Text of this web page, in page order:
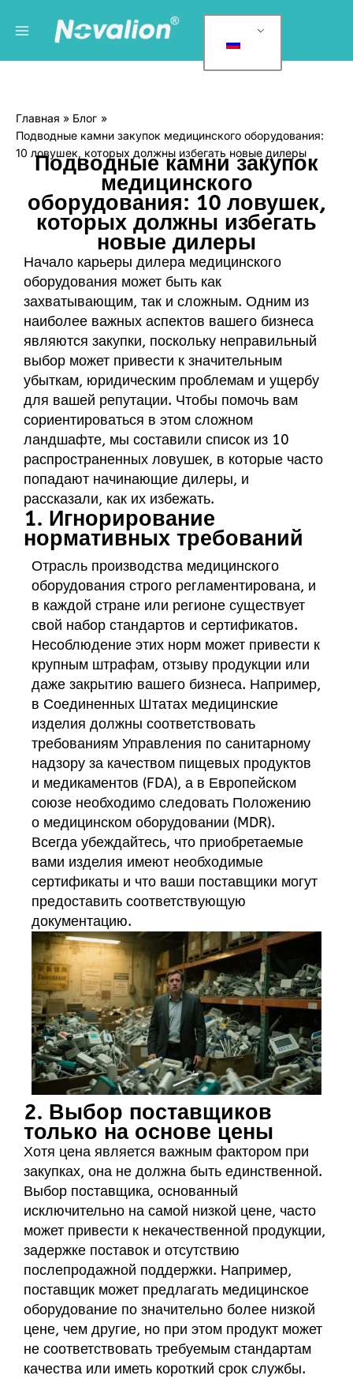
содержанию
Главное
меню
у
к
и
Главная
Блог
Подводные камни закупок медицинского оборудования:
10 ловушек, которых должны избегать новые дилеры
Подводные камни закупок
медицинского
оборудования: 10 ловушек,
которых должны избегать
новые дилеры
Начало карьеры дилера медицинского
оборудования может быть как
захватывающим, так и сложным. Одним из
наиболее важных аспектов вашего бизнеса
являются закупки, поскольку неправильный
выбор может привести к значительным
убыткам, юридическим проблемам и ущербу
для вашей репутации. Чтобы помочь вам
сориентироваться в этом сложном
ландшафте, мы составили список из 10
распространенных ловушек, в которые часто
попадают начинающие дилеры, и
рассказали, как их избежать.
1. Игнорирование
нормативных требований
Отрасль производства медицинского
оборудования строго регламентирована, и
в каждой стране или регионе существует
свой набор стандартов и сертификатов.
Несоблюдение этих норм может привести к
крупным штрафам, отзыву продукции или
даже закрытию вашего бизнеса. Например,
в Соединенных Штатах медицинские
изделия должны соответствовать
требованиям Управления по санитарному
надзору за качеством пищевых продуктов
и медикаментов (FDA), а в Европейском
союзе необходимо следовать Положению
о медицинском оборудовании (MDR).
Всегда убеждайтесь, что приобретаемые
вами изделия имеют необходимые
сертификаты и что ваши поставщики могут
предоставить соответствующую
документацию.
2. Выбор поставщиков
только на основе цены
Хотя цена является важным фактором при
закупках, она не должна быть единственной.
Выбор поставщика, основанный
исключительно на самой низкой цене, часто
может привести к некачественной продукции,
задержке поставок и отсутствию
послепродажной поддержки. Например,
поставщик может предлагать медицинское
оборудование по значительно более низкой
цене, чем другие, но при этом продукт может
не соответствовать требуемым стандартам
качества или иметь короткий срок службы.